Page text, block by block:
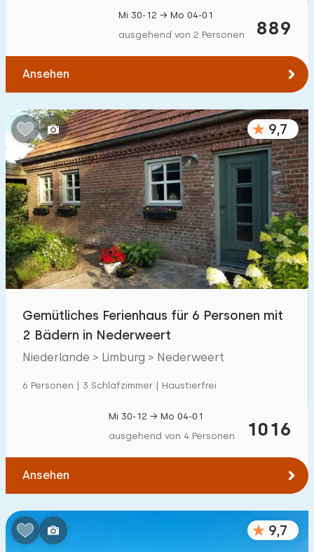
889
Mi 30-12 → Mo 04-01
ausgehend von 2 Personen
Ansehen
9,7
Gemütliches Ferienhaus für 6 Personen mit
2 Bädern in Nederweert
Niederlande > Limburg > Nederweert
6 Personen | 3 Schlafzimmer | Haustierfrei
1016
Mi 30-12 → Mo 04-01
ausgehend von 4 Personen
Ansehen
9,7